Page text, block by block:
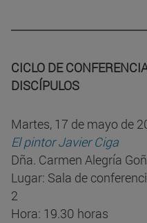
CICLO DE
DISCÍPULOS
Martes, 17 de mayo de
El pintor Javier Ciga
Dña. Carmen Alegría
Lugar: Sala de
2
Hora: 19.30 horas